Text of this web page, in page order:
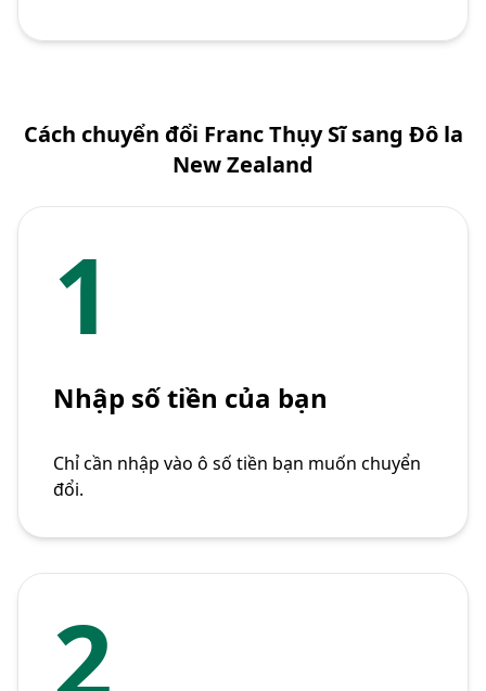
Cách chuyển đổi Franc Thụy Sĩ sang Đô la
New Zealand
1
Nhập số tiền của bạn
Chỉ cần nhập vào ô số tiền bạn muốn chuyển
đổi.
2